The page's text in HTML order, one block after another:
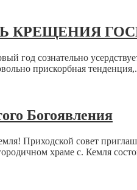
КРЕЩЕНИЯ
год сознательно
прискорбная
Богоявления
совет
храме с. Кемля